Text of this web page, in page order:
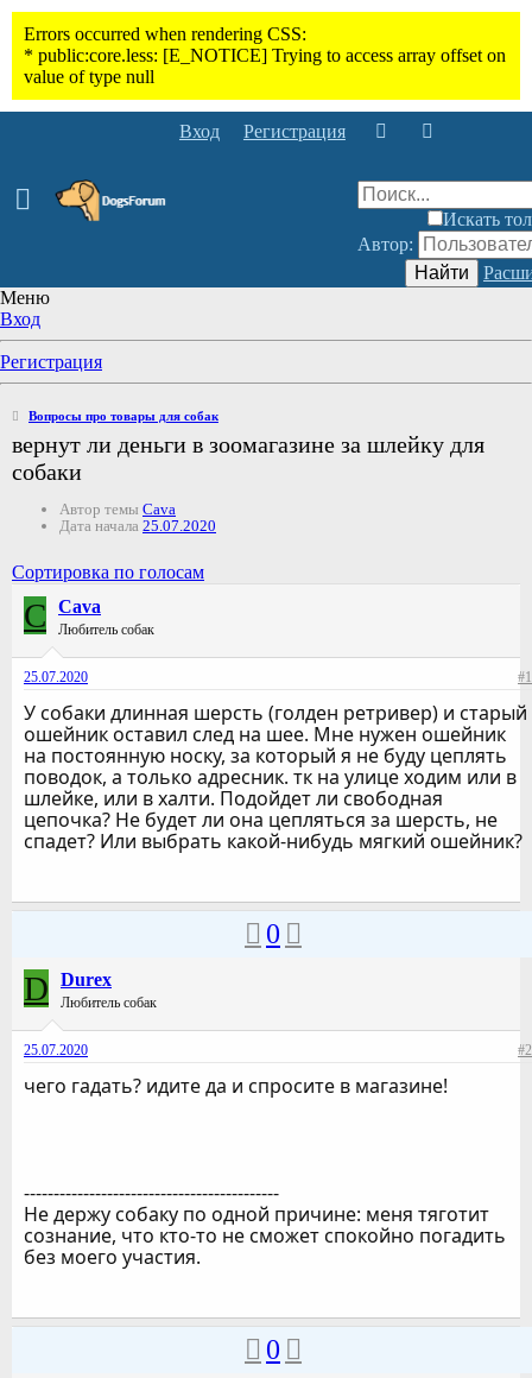
Вход Регистрация
Искать
Автор:
Найти
Меню
Вход
Регистрация
Вопросы про товары для собак
вернут ли деньги в зоомагазине за шлейку для
собаки
Автор темы Cava
Дата начала 25.07.2020
Сортировка по голосам
C Cava
Любитель собак
25.07.2020 #1
У собаки длинная шерсть (голден ретривер) и старый
ошейник оставил след на шее. Мне нужен ошейник
на постоянную носку, за который я не буду цеплять
поводок, а только адресник. тк на улице ходим или в
шлейке, или в халти. Подойдет ли свободная
цепочка? Не будет ли она цепляться за шерсть, не
спадет? Или выбрать какой-нибудь мягкий ошейник?
0
D Durex
Любитель собак
25.07.2020 #2
чего гадать? идите да и спросите в магазине!
-------------------------------------------
Не держу собаку по одной причине: меня тяготит
сознание, что кто-то не сможет спокойно погадить
без моего участия.
0